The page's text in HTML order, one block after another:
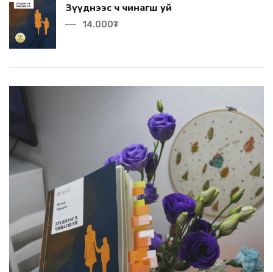
Зүүднээс ч чинагш уй
14.000₮